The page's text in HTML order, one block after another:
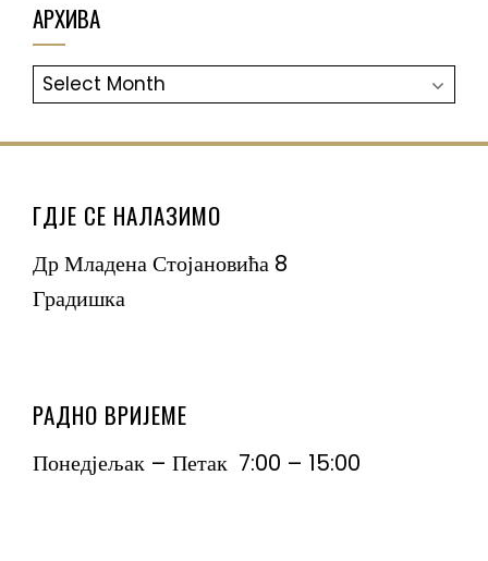
АРХИВА
АРХИВА
ГДЈЕ СЕ НАЛАЗИМО
Др Младена Стојановића 8
Градишка
РАДНО ВРИЈЕМЕ
Понедјељак – Петак 7:00 – 15:00